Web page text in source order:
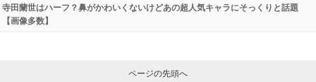
寺田蘭世はハーフ？鼻がかわいくないけどあの超人気キャラにそっくりと話題
【画像多数】
ページの先頭へ